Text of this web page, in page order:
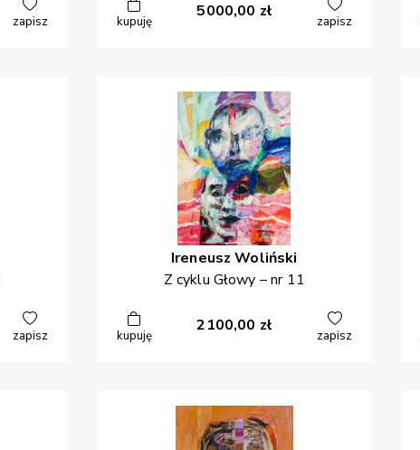
zapisz kupuję
5000,00 zł
zapisz
zapisz
Ireneusz Woliński
Z cyklu Głowy – nr 11
kupuję
2100,00 zł
zapisz